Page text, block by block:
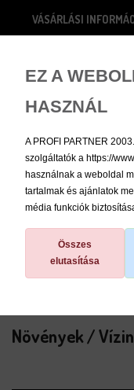
EZ A
HASZNÁL
A PROFI PARTNER
szolgáltatók a https://
használnak a weboldal
tartalmak és ajánlatok
média funkciók
Összes
elutasítása
VÁSÁRLÁSI
Növények /